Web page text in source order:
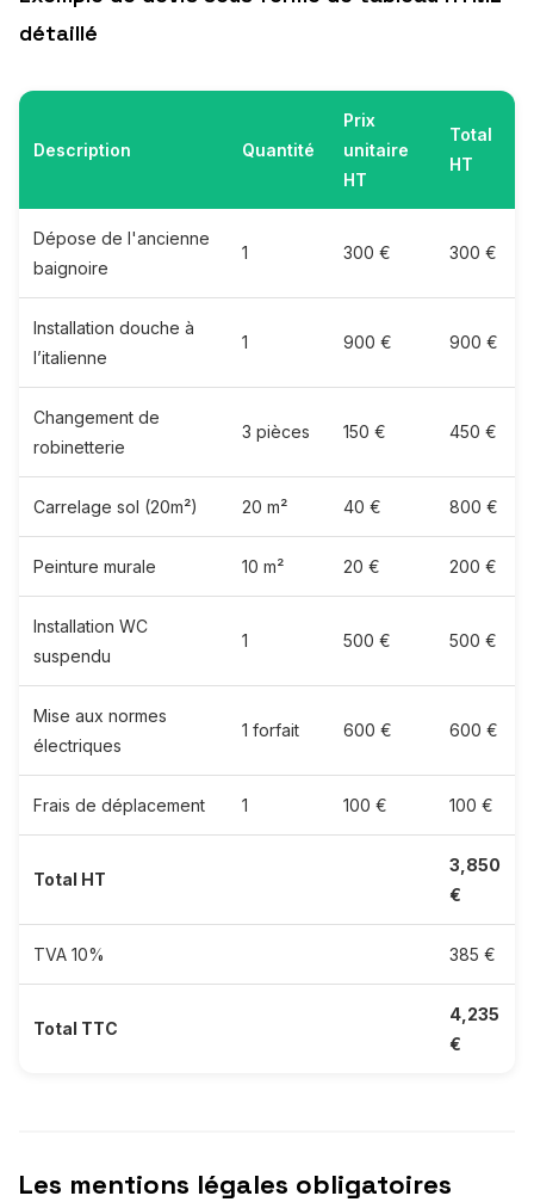
détaillé
Description Quantité
Prix
unitaire
HT
Total
HT
Dépose de l'ancienne
baignoire
1 300 € 300 €
Installation douche à
l’italienne
1 900 € 900 €
Changement de
robinetterie
3 pièces 150 € 450 €
Carrelage sol (20m²) 20 m² 40 € 800 €
Peinture murale 10 m² 20 € 200 €
Installation WC
suspendu
1 500 € 500 €
Mise aux normes
électriques
1 forfait 600 € 600 €
Frais de déplacement 1 100 € 100 €
Total HT
3,850
€
TVA 10% 385 €
Total TTC
4,235
€
Les mentions légales obligatoires